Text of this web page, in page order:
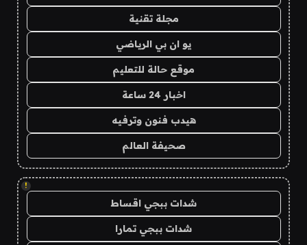
مجلة تقنية
يو ان بي الرياضي
موقع حالة للتعليم
اخبار 24 ساعة
هيدب فنون وترفيه
صحيفة العالم
!
شدات ببجي اقساط
شدات ببجي تمارا